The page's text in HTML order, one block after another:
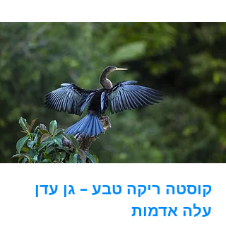
קוסטה ריקה טבע – גן עדן
עלה אדמות